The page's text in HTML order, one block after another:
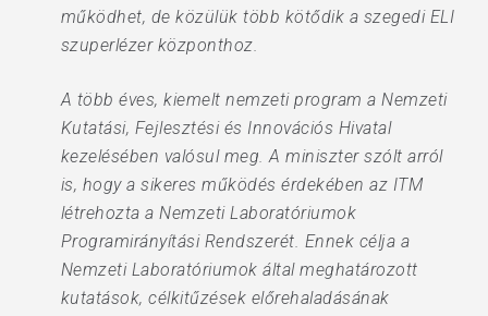
működhet, de közülük több kötődik a szegedi ELI
szuperlézer központhoz.
A több éves, kiemelt nemzeti program a Nemzeti
Kutatási, Fejlesztési és Innovációs Hivatal
kezelésében valósul meg. A miniszter szólt arról
is, hogy a sikeres működés érdekében az ITM
létrehozta a Nemzeti Laboratóriumok
Programirányítási Rendszerét. Ennek célja a
Nemzeti Laboratóriumok által meghatározott
kutatások, célkitűzések előrehaladásának